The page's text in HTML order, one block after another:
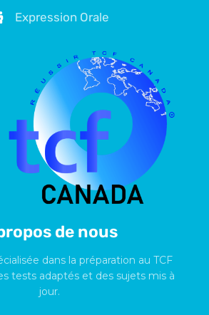
Expression Orale
de nous
dans la préparation au TCF
tests adaptés et des sujets mis à
jour.